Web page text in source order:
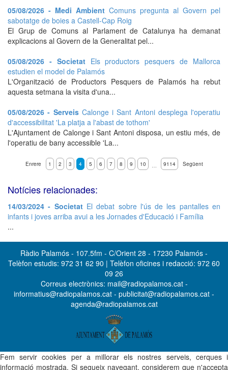
05/08/2026 - Medi Ambient Comuns pregunta al Govern pel
sabotatge de boies a Castell-Cap Roig
El Grup de Comuns al Parlament de Catalunya ha demanat
explicacions al Govern de la Generalitat pel...
05/08/2026 - Societat Els productors pesquers de Mallorca
estudien el model de Palamós
L'Organització de Productors Pesquers de Palamós ha rebut
aquesta setmana la visita d'una...
05/08/2026 - Serveis Calonge i Sant Antoni desplega l'operatiu
d'accessibilitat 'La platja a l'abast de tothom'
L'Ajuntament de Calonge i Sant Antoni disposa, un estiu més, de
l'operatiu de bany accessible 'La...
Enrere 1 2 3 4 5 6 7 8 9 10 … 9114 Següent
Notícies relacionades:
14/03/2024 - SocietatEl debat sobre l'ús de les pantalles en
infants i joves arriba avui a les Jornades d'Educació i Família
...
Ràdio Palamós - 107.5fm - C/Orient 28 - 17230 Palamós -
Telèfon estudis: 972 31 62 90 | Telèfon oficines i redacció: 972 60
09 26
Correus electrònics: mail@radiopalamos.cat -
informatius@radiopalamos.cat - publicitat@radiopalamos.cat -
agenda@radiopalamos.cat
Fem servir cookies per a millorar els nostres serveis, cerques i
informació mostrada. Si segueix navegant, considerem que n'accepta